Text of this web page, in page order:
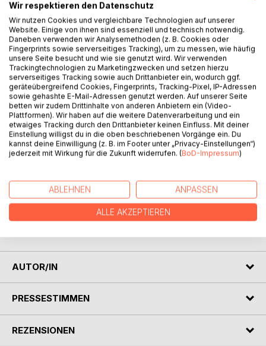
BESCHREIBUNG
Nach dem Ende ihrer Affäre mit Leo ist Ablenkung das
neue Motto von Em. Sie kümmert sich rührend um Fiona
und bemerkt dabei nicht, dass sie damit ihrer eigenen
Zukunft im Weg steht. Als Timothy ihr einen Job anbietet,
nimmt sie diesen an und realisiert, dass ihre Zeit in Albury
langsam dem Ende zugeht.
Endlich läuft Ems Leben wieder in die richtige Richtung. Bis
sie auf der Hochzeit von Paul und Timothy auf Leo trifft und
Em bemerkt, dass er ihr mehr bedeutet, als sie zugeben
will.
hängt sein Herz immer noch an Em, die bisher jeglichen
Kontakt mit ihm vermieden hat. Als er an der Hochzeit
feststellt, dass Em und er nach wie vor auf einer
Wellenlänge sind, legt sich Leo ins Zeug und wähnt sich
AUTOR/IN
PRESSESTIMMEN
REZENSIONEN
Wir respektieren den Datenschutz
Wir nutzen Cookies und vergleichbare Technologien auf unserer
Website. Einige von ihnen sind essenziell und technisch notwendig.
Daneben verwenden wir Analysemethoden (z. B. Cookies oder
Fingerprints sowie serverseitiges Tracking), um zu messen, wie häufig
unsere Seite besucht und wie sie genutzt wird. Wir verwenden
Trackingtechnologien zu Marketingzwecken und setzen hierzu
serverseitiges Tracking sowie auch Drittanbieter ein, wodurch ggf.
geräteübergreifend Cookies, Fingerprints, Tracking-Pixel, IP-Adressen
sowie gehashte E-Mail-Adressen genutzt werden. Auf unserer Seite
betten wir zudem Drittinhalte von anderen Anbietern ein (Video-
Plattformen). Wir haben auf die weitere Datenverarbeitung und ein
etwaiges Tracking durch den Drittanbieter keinen Einfluss. Mit deiner
Einstellung willigst du in die oben beschriebenen Vorgänge ein. Du
kannst deine Einwilligung (z. B. im Footer unter „Privacy-Einstellungen“)
jederzeit mit Wirkung für die Zukunft widerrufen. (BoD-Impressum)
ABLEHNEN ANPASSEN
ALLE AKZEPTIEREN